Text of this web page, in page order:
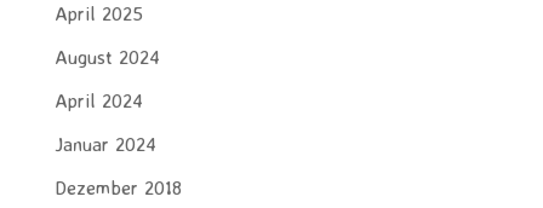
April 2025
August 2024
April 2024
Januar 2024
Dezember 2018